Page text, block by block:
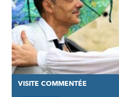
VISITE COMMENTÉE